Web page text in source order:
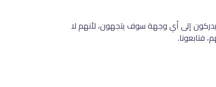
يدركون إلى أي وجهة سوف يتجهون، لأنهم لا
فتابعونا.